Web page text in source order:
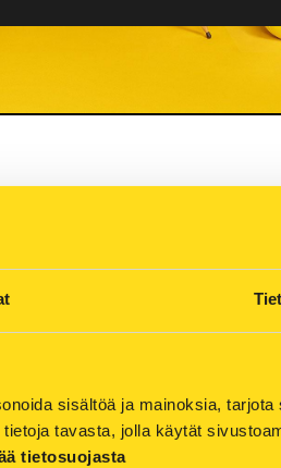
sisältöä ja mainoksia, tarjota
tavasta, jolla käytät
tietosuojasta
on vastuullinen
ja alueellinen
on meille tärkeä arvo.
osaltamme toimivan